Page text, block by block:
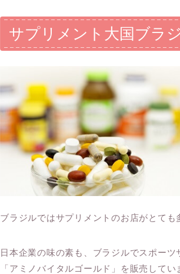
サプリメント大国ブラ
ブラジルではサプリメントのお店がとても
日本企業の味の素も、ブラジルでスポーツ
「アミノバイタルゴールド」を販売してい